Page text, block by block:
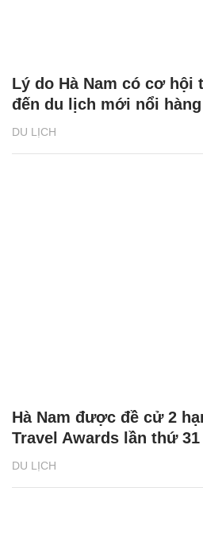
DU LỊCH
Lý do Hà Nam có cơ hội
đến du lịch mới nổi hàng
DU LỊCH
Hà Nam được đề cử 2
Travel Awards lần thứ 31